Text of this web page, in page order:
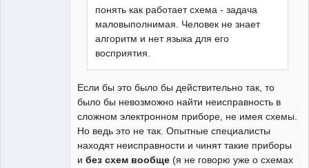
понять как работает схема - задача
маловыполнимая. Человек не знает
алгоритм и нет языка для его
восприятия.
Если бы это было бы действительно так, то
было бы невозможно найти неисправность в
сложном электронном приборе, не имея схемы.
Но ведь это не так. Опытные специалисты
находят неисправности и чинят такие приборы
и без схем вообще (я не говорю уже о схемах